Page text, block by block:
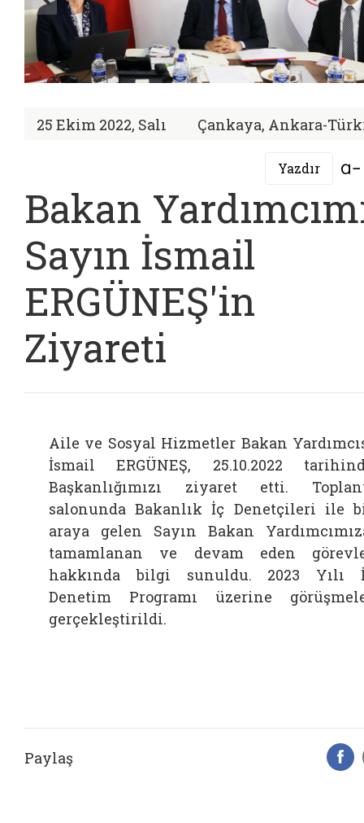
25 Ekim 2022, Salı Çankaya, Ankara-
Yazdır
Bakan
Sayın İsmail
ERGÜNEŞ'in
Ziyareti
Aile ve Sosyal Hizmetler Bakan
İsmail ERGÜNEŞ, 25.10.2022
Başkanlığımızı ziyaret etti.
salonunda Bakanlık İç Denetçileri ile
araya gelen Sayın Bakan
tamamlanan ve devam eden
hakkında bilgi sunuldu. 2023 Yılı
Denetim Programı üzerine
gerçekleştirildi.
Paylaş